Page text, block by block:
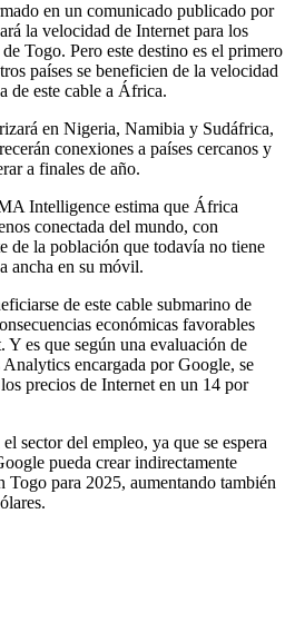
en un comunicado publicado por
la velocidad de Internet para los
Togo. Pero este destino es el primero
países se beneficien de la velocidad
de este cable a África.
en Nigeria, Namibia y Sudáfrica,
conexiones a países cercanos y
a finales de año.
Intelligence estima que África
conectada del mundo, con
de la población que todavía no tiene
ancha en su móvil.
de este cable submarino de
económicas favorables
Y es que según una evaluación de
encargada por Google, se
precios de Internet en un 14 por
sector del empleo, ya que se espera
pueda crear indirectamente
Togo para 2025, aumentando también